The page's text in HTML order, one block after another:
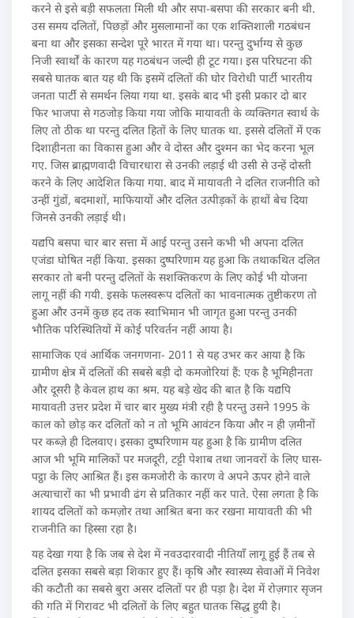
करने से इसे बड़ी सफलता मिली थी और सपा-बसपा की सरकार बनी थी.
उस समय दलितों, पिछड़ों और मुसलामानों का एक शक्तिशाली गठबंधन
बना था और इसका सन्देश पूरे भारत में गया था। परन्तु दुर्भाग्य से कुछ
निजी स्वार्थों के कारण यह गठबंधन जल्दी ही टूट गया। इस परिघटना की
सबसे घातक बात यह थी कि इसमें दलितों की घोर विरोधी पार्टी भारतीय
जनता पार्टी से समर्थन लिया गया था. इसके बाद भी इसी प्रकार दो बार
फिर भाजपा से गठजोड़ किया गया जोकि मायावती के व्यक्तिगत स्वार्थ के
लिए तो ठीक था परन्तु दलित हितों के लिए घातक था. इससे दलितों में एक
दिशाहीनता का विकास हुआ और वे दोस्त और दुश्मन का भेद करना भूल
गए. जिस ब्राह्मणवादी विचारधारा से उनकी लड़ाई थी उसी से उन्हें दोस्ती
करने के लिए आदेशित किया गया. बाद में मायावती ने दलित राजनीति को
उन्हीं गुंडों, बदमाशों, माफियायों और दलित उत्पीड़कों के हाथों बेच दिया
जिनसे उनकी लड़ाई थी।
यद्यपि बसपा चार बार सत्ता में आई परन्तु उसने कभी भी अपना दलित
एजंडा घोषित नहीं किया. इसका दुष्परिणाम यह हुआ कि तथाकथित दलित
सरकार तो बनी परन्तु दलितों के सशक्तिकरण के लिए कोई भी योजना
लागू नहीं की गयी. इसके फलस्वरूप दलितों का भावनात्मक तुष्टीकरण तो
हुआ और उनमें कुछ हद तक स्वाभिमान भी जागृत हुआ परन्तु उनकी
भौतिक परिस्थितियों में कोई परिवर्तन नहीं आया है।
सामाजिक एवं आर्थिक जनगणना- 2011 से यह उभर कर आया है कि
ग्रामीण क्षेत्र में दलितों की सबसे बड़ी दो कमजोरियां हैं: एक है भूमिहीनता
और दूसरी है केवल हाथ का श्रम. यह बड़े खेद की बात है कि यद्यपि
मायावती उत्तर प्रदेश में चार बार मुख्य मंत्री रही है परन्तु उसने 1995 के
काल को छोड़ कर दलितों को न तो भूमि आवंटन किया और न ही ज़मीनों
पर कब्ज़े ही दिलवाए। इसका दुष्परिणाम यह हुआ है कि ग्रामीण दलित
आज भी भूमि मालिकों पर मजदूरी, टट्टी पेशाब तथा जानवरों के लिए घास-
पट्ठा के लिए आश्रित हैं। इस कमजोरी के कारण वे अपने ऊपर होने वाले
अत्याचारों का भी प्रभावी ढंग से प्रतिकार नहीं कर पाते. ऐसा लगता है कि
शायद दलितों को कमज़ोर तथा आश्रित बना कर रखना मायावती की भी
राजनीति का हिस्सा रहा है।
यह देखा गया है कि जब से देश में नवउदारवादी नीतियाँ लागू हुई हैं तब से
दलित इसका सबसे बड़ा शिकार हुए हैं। कृषि और स्वास्थ्य सेवाओं में निवेश
की कटौती का सबसे बुरा असर दलितों पर ही पड़ा है। देश में रोज़गार सृजन
की गति में गिरावट भी दलितों के लिए बहुत घातक सिद्ध हुयी है।